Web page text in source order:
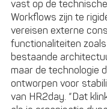
vast op de
Workflows zijn te
vereisen externe
functionaliteiten
bestaande
maar de technologie
ontworpen voor
van HR2day. “Dat